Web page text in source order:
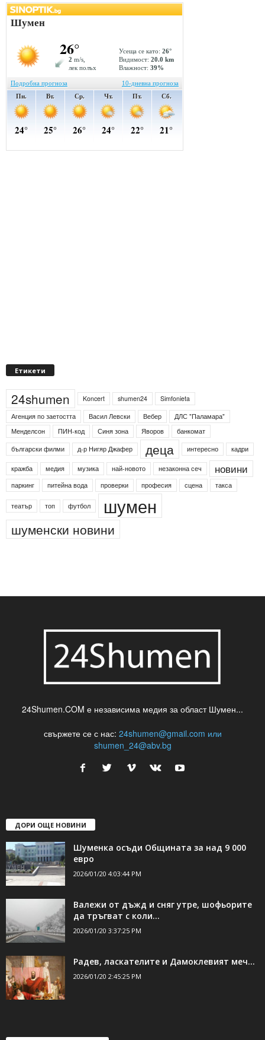
Етикети
24shumen Koncert shumen24
Simfonieta
Агенция по заетостта
Васил Левски Вебер
ДЛС "Паламара"
Менделсон
ПИН-код Синя зона Яворов
банкомат
български филми
д-р Нигяр Джафер деца интересно кадри
кражба медия музика най-новото незаконна сеч новини
паркинг питейна вода проверки професия сцена такса
театър топ футбол шумен
шуменски новини
24Shumen.COM е независима медия за област Шумен...
свържете се с нас: 24shumen@gmail.com или
shumen_24@abv.bg
ДОРИ ОЩЕ НОВИНИ
Шуменка осъди Общината за над 9 000
евро
2026/01/20 4:03:44 PM
Валежи от дъжд и сняг утре, шофьорите
да тръгват с коли...
2026/01/20 3:37:25 PM
Радев, ласкателите и Дамоклевият меч…
2026/01/20 2:45:25 PM